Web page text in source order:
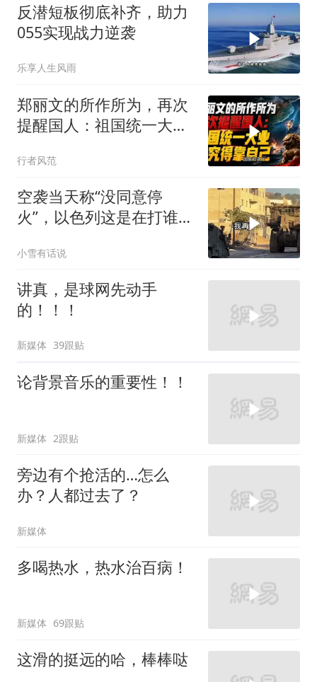
反潜短板彻底补齐，助力
055实现战力逆袭
乐享人生风雨
郑丽文的所作所为，再次
提醒国人：祖国统一大
行者风范
空袭当天称“没同意停
火”，以色列这是在打谁的
小雪有话说
讲真，是球网先动手
的！！！
新媒体 39跟贴
论背景音乐的重要性！！
新媒体 2跟贴
旁边有个抢活的…怎么
办？人都过去了？
新媒体
多喝热水，热水治百病！
新媒体 69跟贴
这滑的挺远的哈，棒棒哒